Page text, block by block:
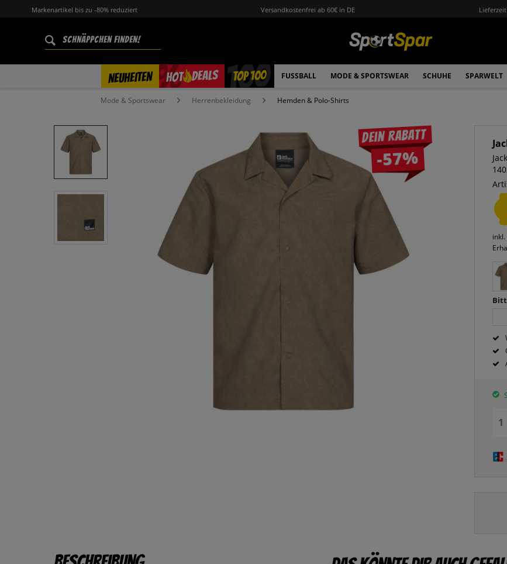
Markenartikel bis zu -80% reduziert Versandkostenfrei ab 60€ in DE
NEUHEITEN HOT DEALS
% TOP 100 FUSSBALL MODE & SPORTSWEAR SCHUHE SPARWELT
Mode & Sportswear Herrenbekleidung Hemden & Polo-Shirts
Dein Rabatt
-57%